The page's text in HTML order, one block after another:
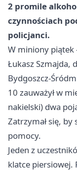
2 promile
czynnościach
policjanci.
W miniony piątek
Łukasz Szmajda,
Bydgoszcz-
10 zauważył w
nakielski) dwa
Zatrzymał się,
pomocy.
Jeden z
klatce piersiowej.